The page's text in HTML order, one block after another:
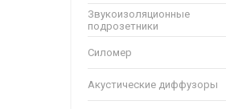
Звукоизоляционные
подрозетники
Силомер
Акустические диффузоры